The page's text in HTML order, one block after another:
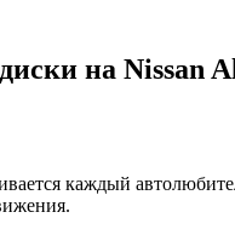
на Nissan
каждый